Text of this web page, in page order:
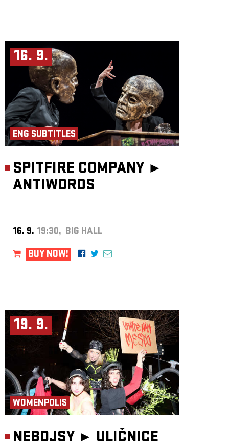
16. 9.
ENG SUBTITLES
SPITFIRE COMPANY ►
ANTIWORDS
16. 9. 19:30, BIG HALL
BUY NOW!
19. 9.
WOMENPOLIS
NEBOJSY ► ULIČNICE